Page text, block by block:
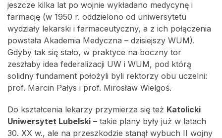
jeszcze kilka lat po wojnie wykładano medycynę i
farmację (w 1950 r. oddzielono od uniwersytetu
wydziały lekarski i farmaceutyczny, a z ich połączenia
powstała Akademia Medyczna – dzisiejszy WUM).
Gdyby tak się stało, w praktyce na boczny tor
zeszłaby idea federalizacji UW i WUM, pod którą
solidny fundament położyli byli rektorzy obu uczelni:
prof. Marcin Pałys i prof. Mirosław Wielgoś.
Do kształcenia lekarzy przymierza się też Katolicki
Uniwersytet Lubelski – takie plany były już w latach
30. XX w., ale na przeszkodzie stanął wybuch II wojny